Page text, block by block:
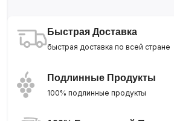
Быстрая Доставка
быстрая доставка по всей стране
Подлинные Продукты
100% подлинные продукты